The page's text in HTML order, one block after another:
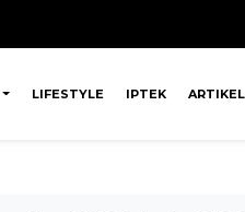
LIFESTYLE IPTEK ARTIKEL